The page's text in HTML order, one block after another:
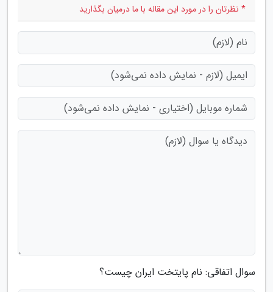
* نظرتان را در مورد این مقاله با ما درمیان بگذارید
سوال اتفاقی: نام پایتخت ایران چیست؟